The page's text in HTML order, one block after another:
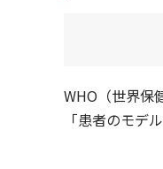
WHO（世界保
「患者のモデ